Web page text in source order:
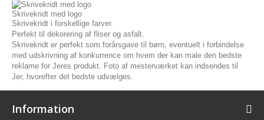
Skrivekridt med logo
Skrivekridt i forskellige farver.
Perfekt til dekorering af fliser og asfalt.
Skrivekridt er perfekt som forårsgave til børn, eventuelt i forbindelse
med udskrivning af konkurrence om hvem der kan male den bedste
reklame for Jeres produkt. Foto af mesterværket kan indsendes til
Jer, hvorefter det bedste udvælges.
Information